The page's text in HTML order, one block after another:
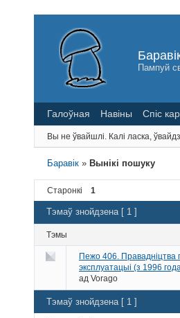
Пампуй
Галоўная Навіны Спіс
Вы не ўвайшлі. Калі ласка,
Баравік » Вынікі пошуку
Старонкі 1
Тэмаў знойдзена [ 1 ]
Тэмы
Пежо 406. Правадніцтва
эксплуатацыі (з 1996
ад Vorago
Тэмаў знойдзена [ 1 ]